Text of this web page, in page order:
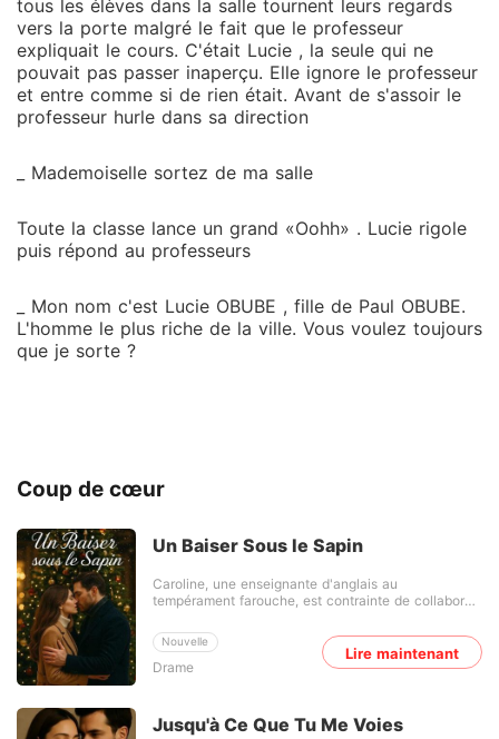
tous les élèves dans la salle tournent leurs regards
vers la porte malgré le fait que le professeur
expliquait le cours. C'était Lucie , la seule qui ne
pouvait pas passer inaperçu. Elle ignore le professeur
et entre comme si de rien était. Avant de s'assoir le
professeur hurle dans sa direction
_ Mademoiselle sortez de ma salle
Toute la classe lance un grand «Oohh» . Lucie rigole
puis répond au professeurs
_ Mon nom c'est Lucie OBUBE , fille de Paul OBUBE.
L'homme le plus riche de la ville. Vous voulez toujours
que je sorte ?
Coup de cœur
Un Baiser Sous le Sapin
Nouvelle
Drame
Caroline, une enseignante d'anglais au
tempérament farouche, est contrainte de collaborer
professeur de chimie, pour organiser un projet de
Noël communautaire. Bien qu'ils se méprisent, les
circonstances les poussent à se rapprocher. Mais
méfiance refait surface. Une découverte
bouleversante les relie pourtant : une recette
Lire maintenant
Jusqu'à Ce Que Tu Me Voies